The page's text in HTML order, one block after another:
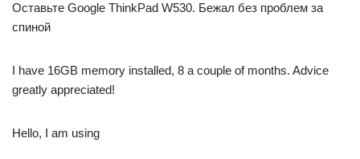
Оставьте Google ThinkPad W530. Бежал без проблем за
спиной
I have 16GB memory installed, 8 a couple of months. Advice
greatly appreciated!
Hello, I am using